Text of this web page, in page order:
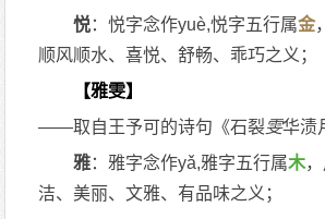
悦：悦字念作yuè,悦字五行属金
顺风顺水、喜悦、舒畅、乖巧之义；
【雅雯】
——取自王予可的诗句《石裂雯华渍
雅：雅字念作yǎ,雅字五行属木
洁、美丽、文雅、有品味之义；